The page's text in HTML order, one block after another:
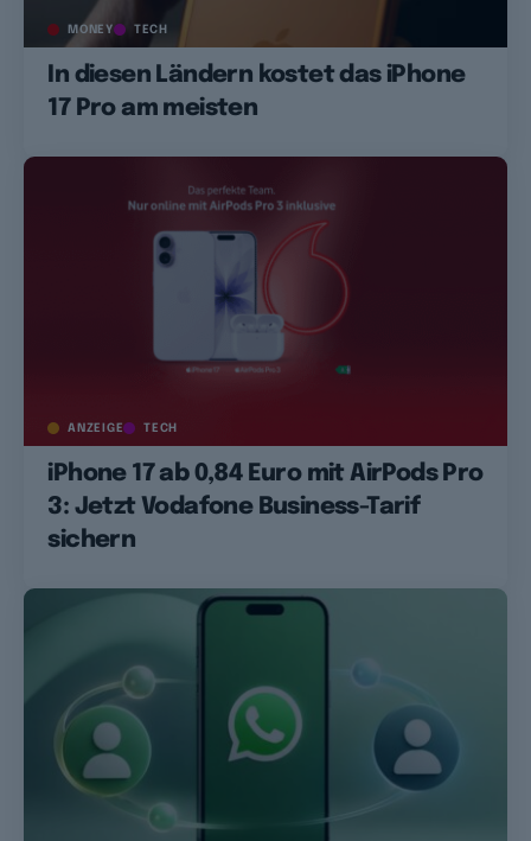
MONEY TECH
In diesen Ländern kostet das iPhone
17 Pro am meisten
ANZEIGE TECH
iPhone 17 ab 0,84 Euro mit AirPods Pro
3: Jetzt Vodafone Business-Tarif
sichern